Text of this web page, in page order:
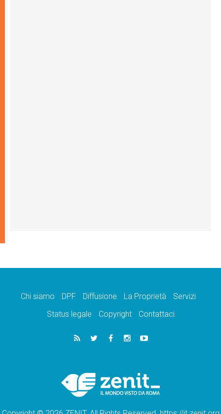
Chi siamo DPF Diffusione La Proprietà
Servizi
Status legale
Copyright Contattaci